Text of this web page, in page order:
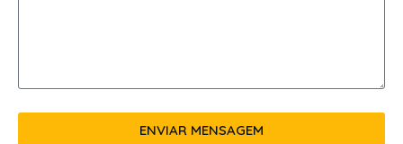
ENVIAR MENSAGEM